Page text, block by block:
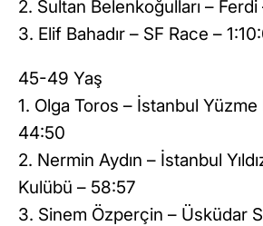
2. Sultan Belenkoğulları –
3. Elif Bahadır – SF Race –
45-49 Yaş
1. Olga Toros – İstanbul
44:50
2. Nermin Aydın – İstanbul
Kulübü – 58:57
3. Sinem Özperçin – Üsküdar